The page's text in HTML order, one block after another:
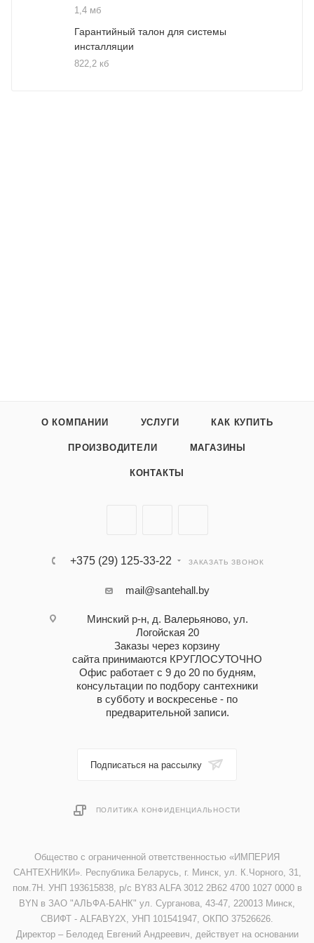
1,4 мб
Гарантийный талон для системы
инсталляции
822,2 кб
О КОМПАНИИ УСЛУГИ КАК КУПИТЬ
ПРОИЗВОДИТЕЛИ МАГАЗИНЫ
КОНТАКТЫ
+375 (29) 125-33-22 ЗАКАЗАТЬ ЗВОНОК
mail@santehall.by
Минский р-н, д. Валерьяново, ул.
Логойская 20
Заказы через корзину
сайта принимаются КРУГЛОСУТОЧНО
Офис работает с 9 до 20 по будням,
консультации по подбору сантехники
в субботу и воскресенье - по
предварительной записи.
Подписаться на рассылку
ПОЛИТИКА КОНФИДЕНЦИАЛЬНОСТИ
Общество с ограниченной ответственностью «ИМПЕРИЯ
САНТЕХНИКИ». Республика Беларусь, г. Минск, ул. К.Чорного, 31,
пом.7Н. УНП 193615838, р/с BY83 ALFA 3012 2B62 4700 1027 0000 в
BYN в ЗАО "АЛЬФА-БАНК" ул. Сурганова, 43-47, 220013 Минск,
СВИФТ - ALFABY2X, УНП 101541947, ОКПО 37526626.
Директор – Белодед Евгений Андреевич, действует на основании